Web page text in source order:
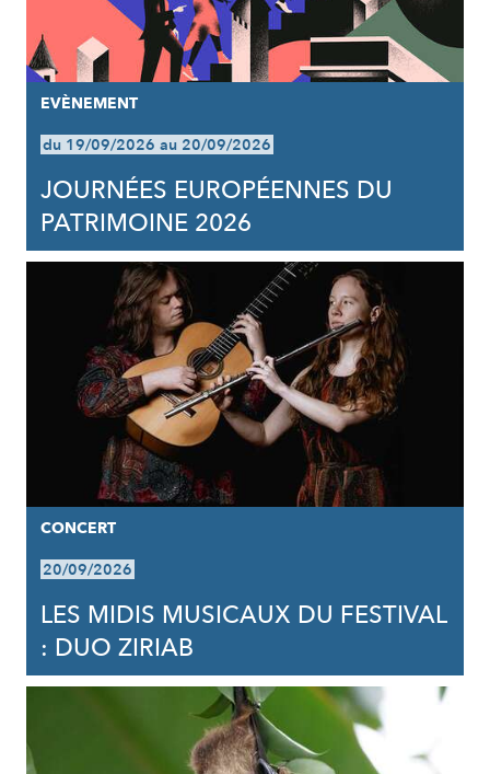
EVÈNEMENT
du 19/09/2026 au 20/09/2026
JOURNÉES EUROPÉENNES DU
PATRIMOINE 2026
CONCERT
20/09/2026
LES MIDIS MUSICAUX DU FESTIVAL
: DUO ZIRIAB